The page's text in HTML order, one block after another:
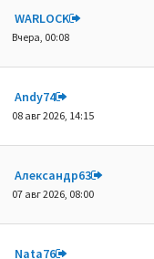
WARLOCK
Вчера, 00:08
Andy74
08 авг 2026, 14:15
Александр63
07 авг 2026, 08:00
Nata76